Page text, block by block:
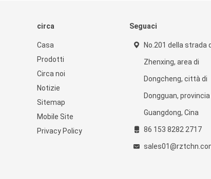
circa
Casa
Prodotti
Circa noi
Notizie
Sitemap
Mobile Site
Privacy Policy
Seguaci
No.201 della strada
Zhenxing, area di
Dongcheng, città di
Dongguan, provincia
Guangdong, Cina
86 153 8282 2717